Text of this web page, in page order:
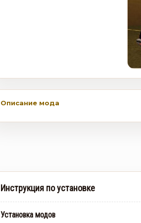
Недельное событие GTA
Online: Летний ограбление (6–
Описание мода
Инструкция по установке
Установка модов